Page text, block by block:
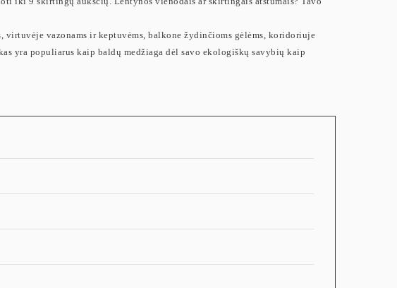
vazonams ir keptuvėms, balkone žydinčioms gėlėms, koridoriuje
yra populiarus kaip baldų medžiaga dėl savo ekologiškų savybių kaip